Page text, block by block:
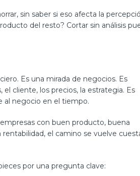
sin saber si eso afecta la
del resto? Cortar sin análisis
Es una mirada de negocios. Es
cliente, los precios, la estrategia. Es
al negocio en el tiempo.
con buen producto, buena
el camino se vuelve
por una pregunta clave: